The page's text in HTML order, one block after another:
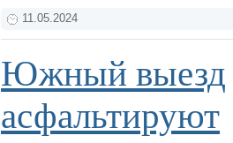
11.05.2024
Южный выезд
асфальтируют